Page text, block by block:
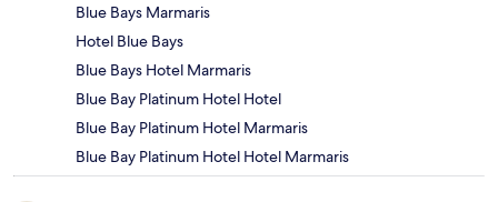
Blue Bays Marmaris
Hotel Blue Bays
Blue Bays Hotel Marmaris
Blue Bay Platinum Hotel Hotel
Blue Bay Platinum Hotel Marmaris
Blue Bay Platinum Hotel Hotel Marmaris